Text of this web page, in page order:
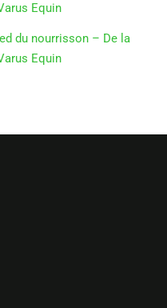
Equin
du nourrisson – De la
Equin